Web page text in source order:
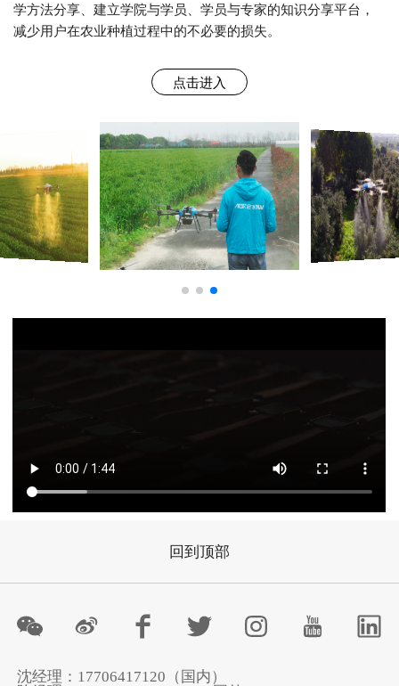
学方法分享、建立学院与学员、学员与专家的知识分享平台，
减少用户在农业种植过程中的不必要的损失。
点击进入
回到顶部
沈经理：17706417120（国内）